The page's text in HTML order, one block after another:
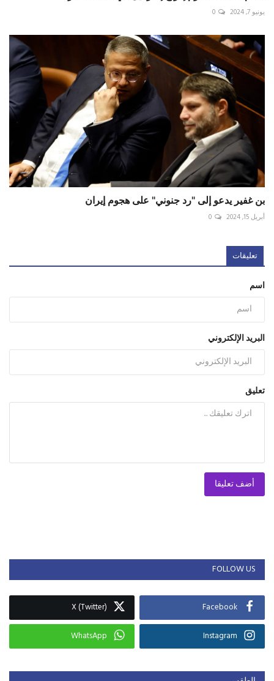
يونيو 7, 2024 0
بن غفير يدعو إلى "رد جنوني" على هجوم إيران
أبريل 15, 2024 0
تعليقات
اسم
البريد الإلكتروني
تعليق
أضف تعليقا
FOLLOW US
Facebook
X (Twitter)
Instagram
WhatsApp